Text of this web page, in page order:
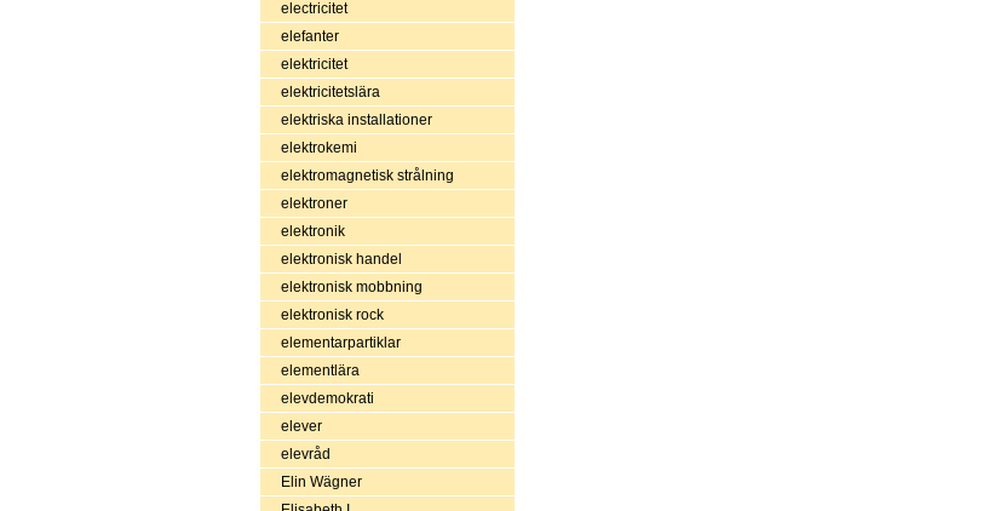
electricitet
elefanter
elektricitet
elektricitetslära
elektriska installationer
elektrokemi
elektromagnetisk strålning
elektroner
elektronik
elektronisk handel
elektronisk mobbning
elektronisk rock
elementarpartiklar
elementlära
elevdemokrati
elever
elevråd
Elin Wägner